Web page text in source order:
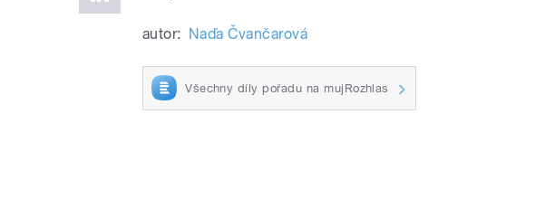
autor: Naďa Čvančarová
Všechny díly pořadu na mujRozhlas